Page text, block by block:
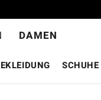
DAMEN
SCHUHE